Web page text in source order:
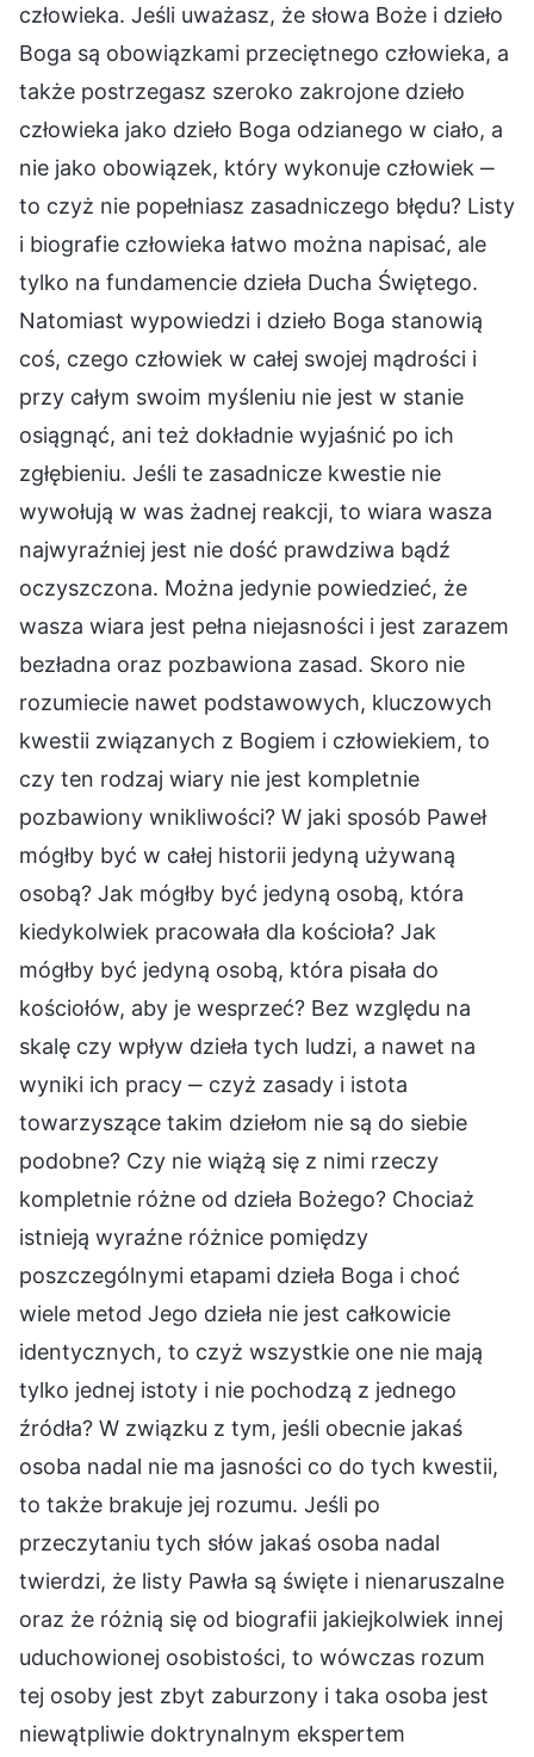
człowieka. Jeśli uważasz, że słowa Boże i dzieło
Boga są obowiązkami przeciętnego człowieka, a
także postrzegasz szeroko zakrojone dzieło
człowieka jako dzieło Boga odzianego w ciało, a
nie jako obowiązek, który wykonuje człowiek ‒
to czyż nie popełniasz zasadniczego błędu? Listy
i biografie człowieka łatwo można napisać, ale
tylko na fundamencie dzieła Ducha Świętego.
Natomiast wypowiedzi i dzieło Boga stanowią
coś, czego człowiek w całej swojej mądrości i
przy całym swoim myśleniu nie jest w stanie
osiągnąć, ani też dokładnie wyjaśnić po ich
zgłębieniu. Jeśli te zasadnicze kwestie nie
wywołują w was żadnej reakcji, to wiara wasza
najwyraźniej jest nie dość prawdziwa bądź
oczyszczona. Można jedynie powiedzieć, że
wasza wiara jest pełna niejasności i jest zarazem
bezładna oraz pozbawiona zasad. Skoro nie
rozumiecie nawet podstawowych, kluczowych
kwestii związanych z Bogiem i człowiekiem, to
czy ten rodzaj wiary nie jest kompletnie
pozbawiony wnikliwości? W jaki sposób Paweł
mógłby być w całej historii jedyną używaną
osobą? Jak mógłby być jedyną osobą, która
kiedykolwiek pracowała dla kościoła? Jak
mógłby być jedyną osobą, która pisała do
kościołów, aby je wesprzeć? Bez względu na
skalę czy wpływ dzieła tych ludzi, a nawet na
wyniki ich pracy ‒ czyż zasady i istota
towarzyszące takim dziełom nie są do siebie
podobne? Czy nie wiążą się z nimi rzeczy
kompletnie różne od dzieła Bożego? Chociaż
istnieją wyraźne różnice pomiędzy
poszczególnymi etapami dzieła Boga i choć
wiele metod Jego dzieła nie jest całkowicie
identycznych, to czyż wszystkie one nie mają
tylko jednej istoty i nie pochodzą z jednego
źródła? W związku z tym, jeśli obecnie jakaś
osoba nadal nie ma jasności co do tych kwestii,
to także brakuje jej rozumu. Jeśli po
przeczytaniu tych słów jakaś osoba nadal
twierdzi, że listy Pawła są święte i nienaruszalne
oraz że różnią się od biografii jakiejkolwiek innej
uduchowionej osobistości, to wówczas rozum
tej osoby jest zbyt zaburzony i taka osoba jest
niewątpliwie doktrynalnym ekspertem